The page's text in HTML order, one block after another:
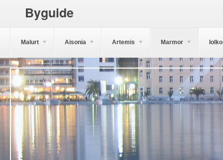
Byguide
Malurt Aisonia Artemis Marmor